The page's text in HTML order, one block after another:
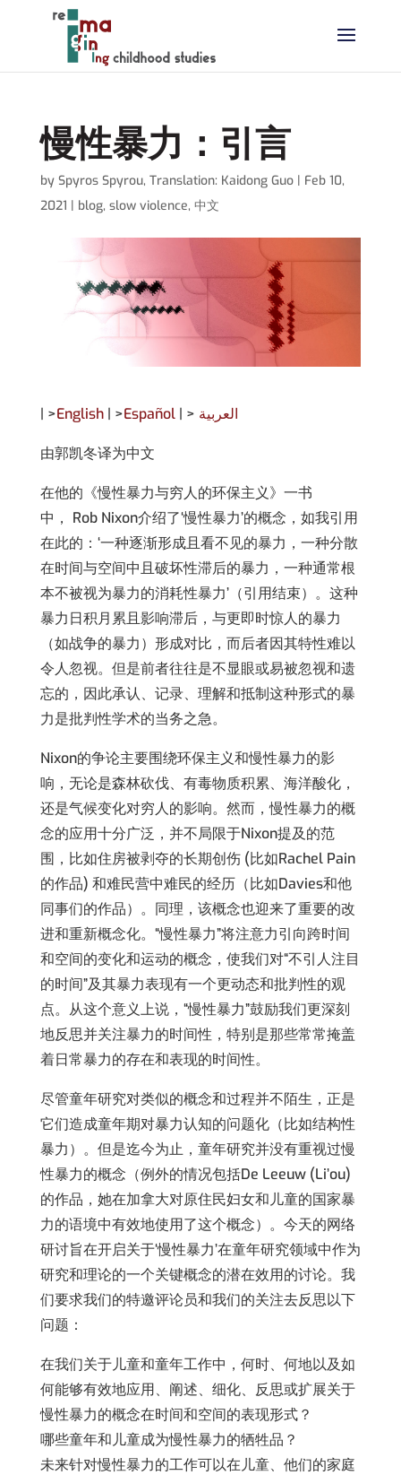
慢性暴力：引言
by Spyros Spyrou, Translation: Kaidong Guo| Feb 10,
2021 | blog, slow violence, 中文
| >English| >Español | > العربية
由郭凯冬译为中文
在他的《慢性暴力与穷人的环保主义》一书
中， Rob Nixon介绍了‘慢性暴力’的概念，如我引用
在此的：‘一种逐渐形成且看不见的暴力，一种分散
在时间与空间中且破坏性滞后的暴力，一种通常根
本不被视为暴力的消耗性暴力’（引用结束）。这种
暴力日积月累且影响滞后，与更即时惊人的暴力
（如战争的暴力）形成对比，而后者因其特性难以
令人忽视。但是前者往往是不显眼或易被忽视和遗
忘的，因此承认、记录、理解和抵制这种形式的暴
力是批判性学术的当务之急。
Nixon的争论主要围绕环保主义和慢性暴力的影
响，无论是森林砍伐、有毒物质积累、海洋酸化，
还是气候变化对穷人的影响。然而，慢性暴力的概
念的应用十分广泛，并不局限于Nixon提及的范
围，比如住房被剥夺的长期创伤 (比如Rachel Pain
的作品) 和难民营中难民的经历（比如Davies和他
同事们的作品）。同理，该概念也迎来了重要的改
进和重新概念化。“慢性暴力”将注意力引向跨时间
和空间的变化和运动的概念，使我们对“不引人注目
的时间”及其暴力表现有一个更动态和批判性的观
点。从这个意义上说，“慢性暴力”鼓励我们更深刻
地反思并关注暴力的时间性，特别是那些常常掩盖
着日常暴力的存在和表现的时间性。
尽管童年研究对类似的概念和过程并不陌生，正是
它们造成童年期对暴力认知的问题化（比如结构性
暴力）。但是迄今为止，童年研究并没有重视过慢
性暴力的概念（例外的情况包括De Leeuw (Li’ou)
的作品，她在加拿大对原住民妇女和儿童的国家暴
力的语境中有效地使用了这个概念）。今天的网络
研讨旨在开启关于‘慢性暴力’在童年研究领域中作为
研究和理论的一个关键概念的潜在效用的讨论。我
们要求我们的特邀评论员和我们的关注去反思以下
问题：
在我们关于儿童和童年工作中，何时、何地以及如
何能够有效地应用、阐述、细化、反思或扩展关于
慢性暴力的概念在时间和空间的表现形式？
哪些童年和儿童成为慢性暴力的牺牲品？
未来针对慢性暴力的工作可以在儿童、他们的家庭